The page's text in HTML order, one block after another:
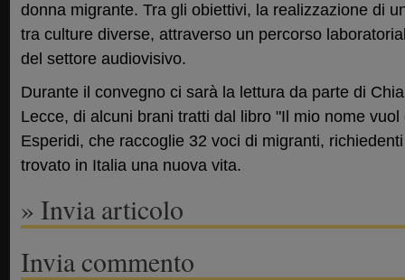
donna migrante. Tra gli obiettivi, la realizzazione di
tra culture diverse, attraverso un percorso
del settore audiovisivo.
Durante il convegno ci sarà la lettura da parte di
Lecce, di alcuni brani tratti dal libro "Il mio nome
Esperidi, che raccoglie 32 voci di migranti,
trovato in Italia una nuova vita.
» Invia articolo
Invia commento